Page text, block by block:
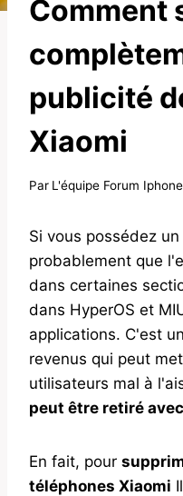
Comment
publicité
Xiaomi
Par L'équipe Forum Iphone
Si vous possédez
probablement que
dans certaines
dans HyperOS et
applications. C'est
revenus qui peut
utilisateurs mal à
peut être retiré
En fait, pour
téléphones Xiaomi